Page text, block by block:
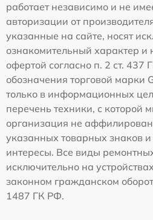
работает независимо и не
авторизации от
указанные на сайте, носят
ознакомительный характер и
офертой согласно п. 2 ст.
обозначения торговой марки
только в информационных
перечень техники, с которой
организация не
указанных товарных знаков и
интересы. Все виды
исключительно на
законном гражданском
1487 ГК РФ.